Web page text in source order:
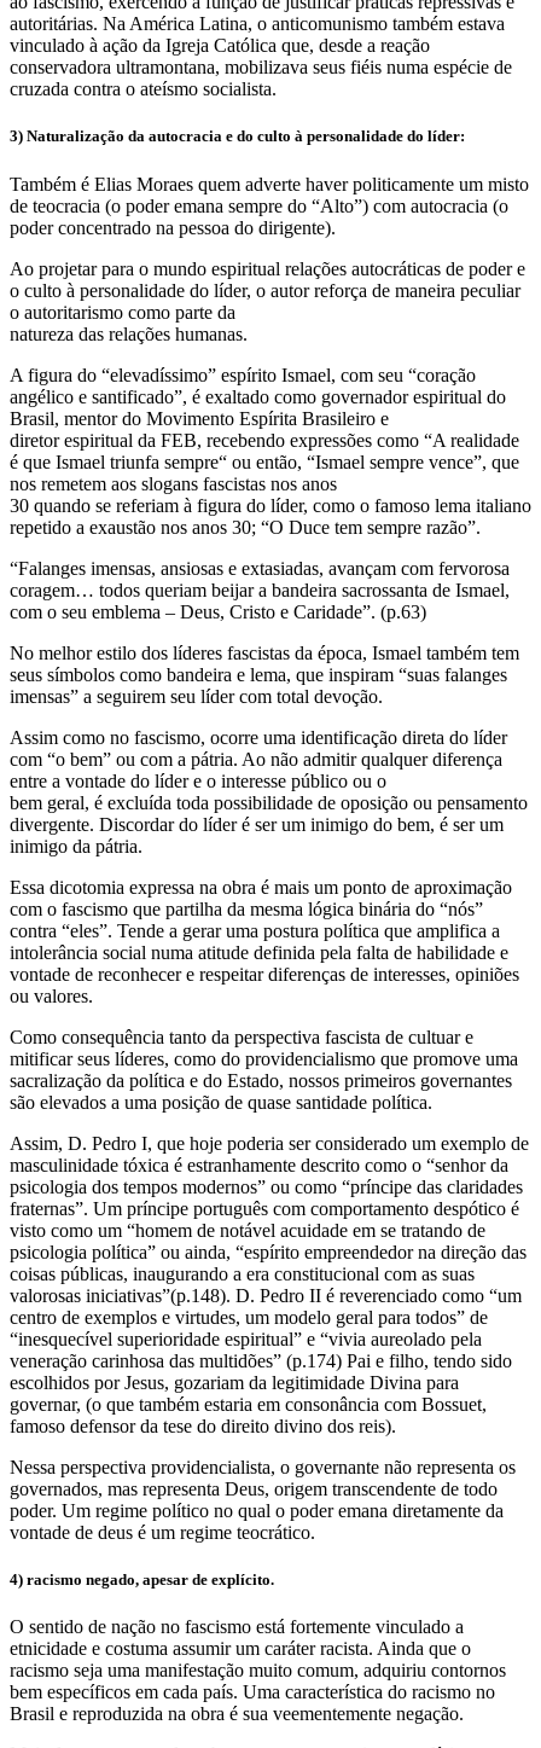
autoritárias. Na América Latina, o anticomunismo também estava
vinculado à ação da Igreja Católica que, desde a reação
conservadora ultramontana, mobilizava seus fiéis numa espécie de
cruzada contra o ateísmo socialista.
3) Naturalização da autocracia e do culto à personalidade do líder:
Também é Elias Moraes quem adverte haver politicamente um misto
de teocracia (o poder emana sempre do “Alto”) com autocracia (o
poder concentrado na pessoa do dirigente).
Ao projetar para o mundo espiritual relações autocráticas de poder e
o culto à personalidade do líder, o autor reforça de maneira peculiar
o autoritarismo como parte da
natureza das relações humanas.
A figura do “elevadíssimo” espírito Ismael, com seu “coração
angélico e santificado”, é exaltado como governador espiritual do
Brasil, mentor do Movimento Espírita Brasileiro e
diretor espiritual da FEB, recebendo expressões como “A realidade
é que Ismael triunfa sempre“ ou então, “Ismael sempre vence”, que
nos remetem aos slogans fascistas nos anos
30 quando se referiam à figura do líder, como o famoso lema italiano
repetido a exaustão nos anos 30; “O Duce tem sempre razão”.
“Falanges imensas, ansiosas e extasiadas, avançam com fervorosa
coragem… todos queriam beijar a bandeira sacrossanta de Ismael,
com o seu emblema – Deus, Cristo e Caridade”. (p.63)
No melhor estilo dos líderes fascistas da época, Ismael também tem
seus símbolos como bandeira e lema, que inspiram “suas falanges
imensas” a seguirem seu líder com total devoção.
Assim como no fascismo, ocorre uma identificação direta do líder
com “o bem” ou com a pátria. Ao não admitir qualquer diferença
entre a vontade do líder e o interesse público ou o
bem geral, é excluída toda possibilidade de oposição ou pensamento
divergente. Discordar do líder é ser um inimigo do bem, é ser um
inimigo da pátria.
Essa dicotomia expressa na obra é mais um ponto de aproximação
com o fascismo que partilha da mesma lógica binária do “nós”
contra “eles”. Tende a gerar uma postura política que amplifica a
intolerância social numa atitude definida pela falta de habilidade e
vontade de reconhecer e respeitar diferenças de interesses, opiniões
ou valores.
Como consequência tanto da perspectiva fascista de cultuar e
mitificar seus líderes, como do providencialismo que promove uma
sacralização da política e do Estado, nossos primeiros governantes
são elevados a uma posição de quase santidade política.
Assim, D. Pedro I, que hoje poderia ser considerado um exemplo de
masculinidade tóxica é estranhamente descrito como o “senhor da
psicologia dos tempos modernos” ou como “príncipe das claridades
fraternas”. Um príncipe português com comportamento despótico é
visto como um “homem de notável acuidade em se tratando de
psicologia política” ou ainda, “espírito empreendedor na direção das
coisas públicas, inaugurando a era constitucional com as suas
valorosas iniciativas”(p.148). D. Pedro II é reverenciado como “um
centro de exemplos e virtudes, um modelo geral para todos” de
“inesquecível superioridade espiritual” e “vivia aureolado pela
veneração carinhosa das multidões” (p.174) Pai e filho, tendo sido
escolhidos por Jesus, gozariam da legitimidade Divina para
governar, (o que também estaria em consonância com Bossuet,
famoso defensor da tese do direito divino dos reis).
Nessa perspectiva providencialista, o governante não representa os
governados, mas representa Deus, origem transcendente de todo
poder. Um regime político no qual o poder emana diretamente da
vontade de deus é um regime teocrático.
4) racismo negado, apesar de explícito.
O sentido de nação no fascismo está fortemente vinculado a
etnicidade e costuma assumir um caráter racista. Ainda que o
racismo seja uma manifestação muito comum, adquiriu contornos
bem específicos em cada país. Uma característica do racismo no
Brasil e reproduzida na obra é sua veementemente negação.